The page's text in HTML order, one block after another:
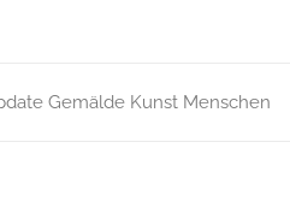
Gemälde Kunst Menschen